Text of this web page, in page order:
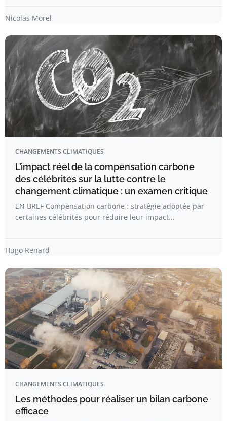
Nicolas Morel
CHANGEMENTS CLIMATIQUES
L’impact réel de la compensation carbone
des célébrités sur la lutte contre le
changement climatique : un examen critique
EN BREF Compensation carbone : stratégie adoptée par
certaines célébrités pour réduire leur impact…
Hugo Renard
CHANGEMENTS CLIMATIQUES
Les méthodes pour réaliser un bilan carbone
efficace